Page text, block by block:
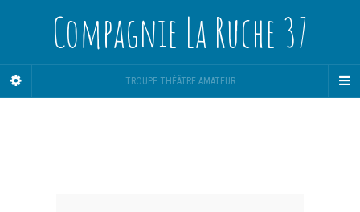
Compagnie La Ruche 37
TROUPE THÉÂTRE AMATEUR